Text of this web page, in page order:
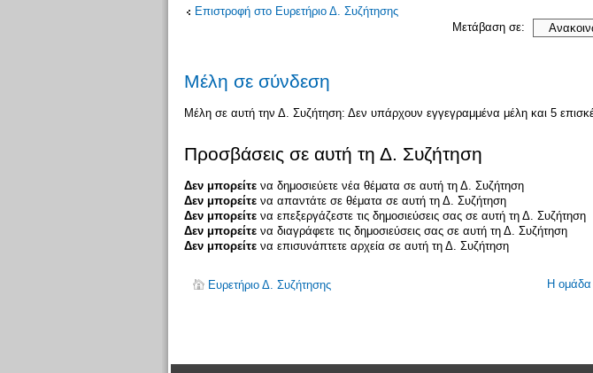
Επιστροφή στο Ευρετήριο Δ. Συζήτησης
Μετάβαση σε:
Μέλη σε σύνδεση
Μέλη σε αυτή την Δ. Συζήτηση: Δεν υπάρχουν εγγεγραμμένα μέλη και 5
Προσβάσεις σε αυτή τη Δ. Συζήτηση
Δεν μπορείτενα δημοσιεύετε νέα θέματα σε αυτή τη Δ. Συζήτηση
Δεν μπορείτενα απαντάτε σε θέματα σε αυτή τη Δ. Συζήτηση
Δεν μπορείτενα επεξεργάζεστε τις δημοσιεύσεις σας σε αυτή τη Δ. Συζήτηση
Δεν μπορείτενα διαγράφετε τις δημοσιεύσεις σας σε αυτή τη Δ. Συζήτηση
Δεν μπορείτενα επισυνάπτετε αρχεία σε αυτή τη Δ. Συζήτηση
Ευρετήριο Δ. Συζήτησης Η ομάδα